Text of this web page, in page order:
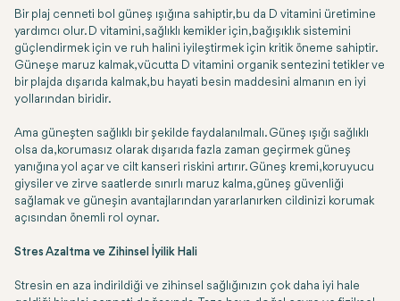
Bir plaj cenneti bol güneş ışığına sahiptir, bu da D vitamini üretimine
yardımcı olur. D vitamini, sağlıklı kemikler için, bağışıklık sistemini
güçlendirmek için ve ruh halini iyileştirmek için kritik öneme sahiptir.
Güneşe maruz kalmak, vücutta D vitamini organik sentezini tetikler ve
bir plajda dışarıda kalmak, bu hayati besin maddesini almanın en iyi
yollarından biridir.
Ama güneşten sağlıklı bir şekilde faydalanılmalı. Güneş ışığı sağlıklı
olsa da, korumasız olarak dışarıda fazla zaman geçirmek güneş
yanığına yol açar ve cilt kanseri riskini artırır. Güneş kremi, koruyucu
giysiler ve zirve saatlerde sınırlı maruz kalma, güneş güvenliği
sağlamak ve güneşin avantajlarından yararlanırken cildinizi korumak
açısından önemli rol oynar.
Stres Azaltma ve Zihinsel İyilik Hali
Stresin en aza indirildiği ve zihinsel sağlığınızın çok daha iyi hale